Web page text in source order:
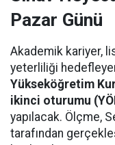
Pazar Günü
Akademik kariyer,
yeterliliği
Yükseköğretim
ikinci oturumu
yapılacak. Ölçme,
tarafından